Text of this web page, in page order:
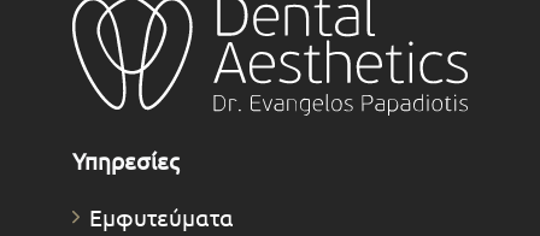
Υπηρεσίες
Εμφυτεύματα